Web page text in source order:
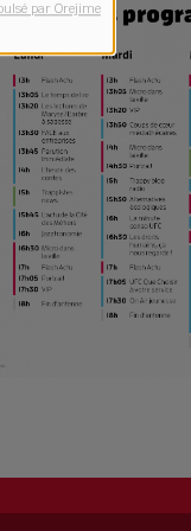
par Orejime